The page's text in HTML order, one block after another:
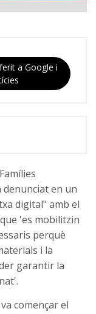
a Google i
denunciat en un
digital" amb el
'es mobilitzin
perquè
i la
garantir la
començar el